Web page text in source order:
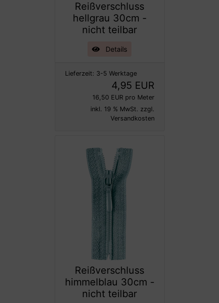
Reißverschluss
hellgrau 30cm -
nicht teilbar
Details
Lieferzeit: 3-5 Werktage
4,95 EUR
16,50 EUR pro Meter
inkl. 19 % MwSt. zzgl.
Versandkosten
Reißverschluss
himmelblau 30cm -
nicht teilbar